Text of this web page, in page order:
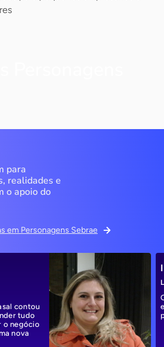
para
realidades e
o apoio do
em Personagens Sebrae
contou
tudo
o negócio
nova